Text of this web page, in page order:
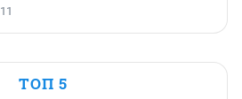
11
ТОП 5